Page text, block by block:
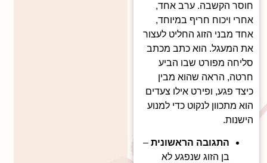
חוסר הקשבה. ערב אחד,
אחרי ויכוח חריף במיוחד,
אחד מבני הזוג החליט לעצור
את המעגל. הוא כתב מכתב
סליחה מפורט שבו הביע
חרטה, הראה שהוא מבין
כיצד פגע, ופירט אילו צעדים
הוא מתכוון לנקוט כדי למנוע
הישנות.
התגובה הראשונית –
בן הזוג שנפגע לא